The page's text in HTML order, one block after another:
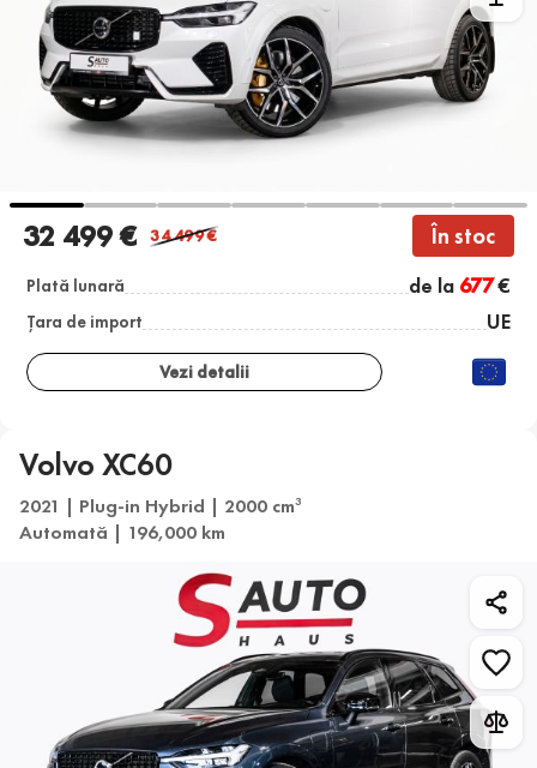
32 499 € 34 499€ În stoc
Plată lunară de la 677€
Țara de import UE
Vezi detalii
Volvo XC60
2021 | Plug-in Hybrid | 2000 cm3
Automată | 196,000 km